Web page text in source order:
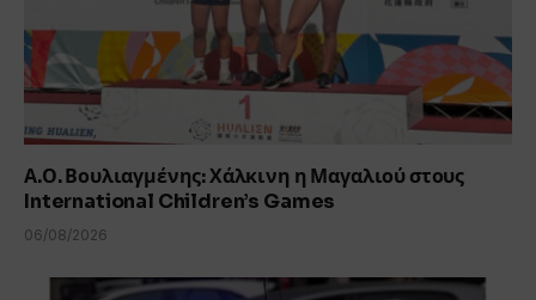
Α.Ο. Βουλιαγμένης: Χάλκινη η Μαγαλιού στους
International Children’s Games
06/08/2026